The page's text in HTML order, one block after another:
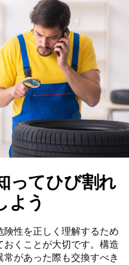
ってひび割れ
よう
性を正しく理解するため
くことが大切です。構造
があった際も交換すべき